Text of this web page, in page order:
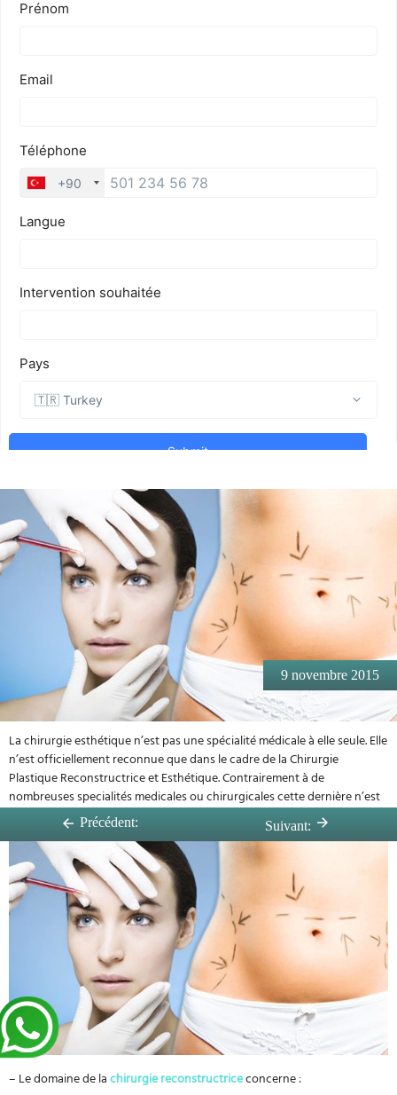
9 novembre 2015
Précédent: Suivant:
La chirurgie esthétique n’est pas une spécialité médicale à elle seule. Elle
n’est officiellement reconnue que dans le cadre de la Chirurgie
Plastique Reconstructrice et Esthétique. Contrairement à de
nombreuses specialités medicales ou chirurgicales cette dernière n’est
pas en rapport avec un seul
– Le domaine de lachirurgie reconstructriceconcerne :